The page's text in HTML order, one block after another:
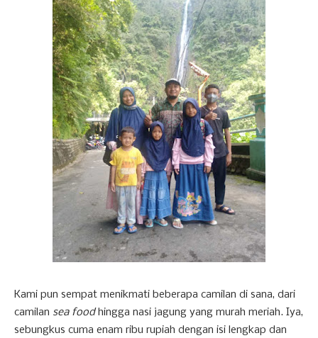
Kami pun sempat menikmati beberapa camilan di sana, dari
camilan sea foodhingga nasi jagung yang murah meriah. Iya,
sebungkus cuma enam ribu rupiah dengan isi lengkap dan